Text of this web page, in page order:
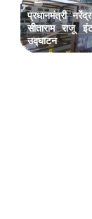
प्रधानमंत्री
सीताराम राजू
उद्घाटन